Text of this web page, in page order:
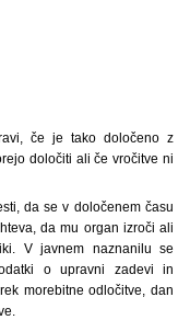
če je tako določeno z
določiti ali če vročitve ni
da se v določenem času
da mu organ izroči ali
V javnem naznanilu se
o upravni zadevi in
morebitne odločitve, dan